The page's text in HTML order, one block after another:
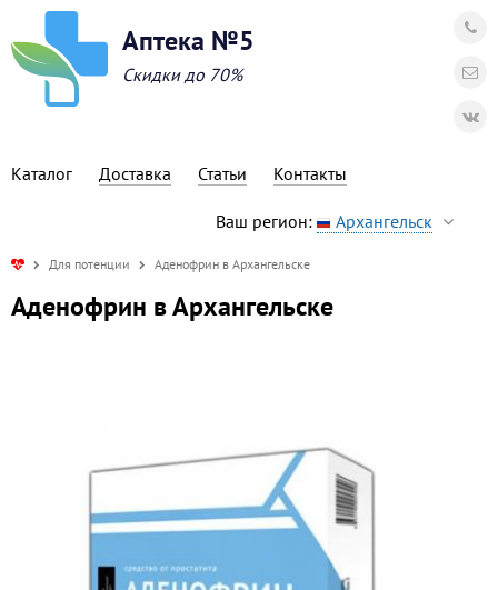
Аптека №5
Скидки до 70%
Каталог Доставка Статьи Контакты
Ваш регион: Архангельск
Для потенции Аденофрин в Архангельске
Аденофрин в Архангельске